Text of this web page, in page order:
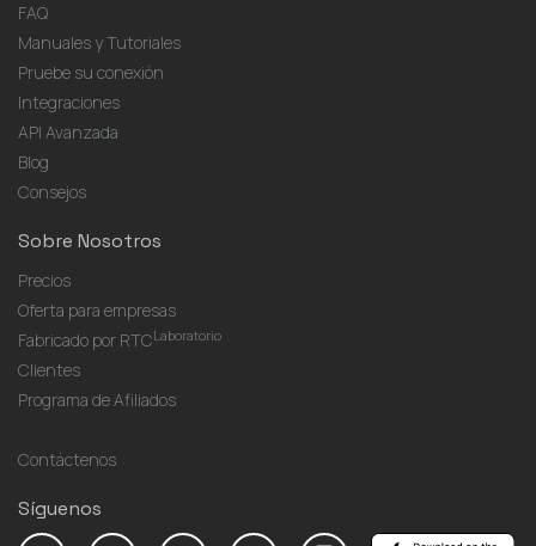
FAQ
Manuales y Tutoriales
Pruebe su conexión
Integraciones
API Avanzada
Blog
Consejos
Sobre Nosotros
Precios
Oferta para empresas
Fabricado por RTCLaboratorio
Clientes
Programa de Afiliados
Contáctenos
Síguenos